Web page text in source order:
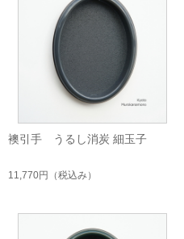
襖引手 うるし消炭 細玉子
11,770円 （税込み）